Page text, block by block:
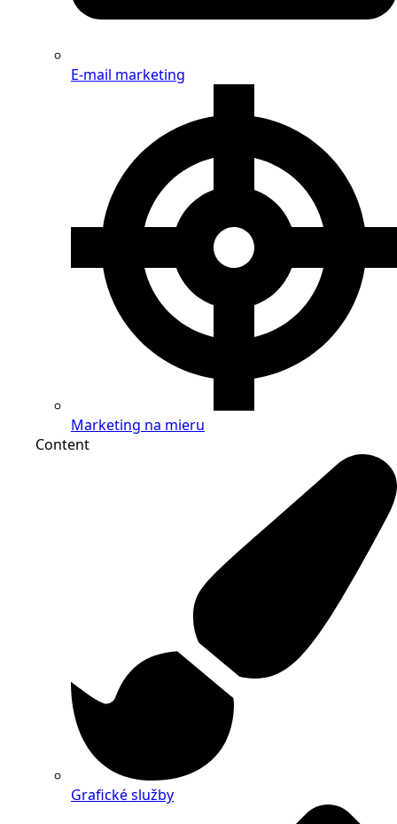
E-mail marketing
Marketing na mieru
Content
Grafické služby